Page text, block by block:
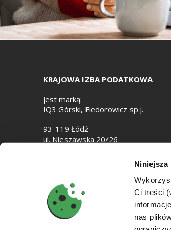
Niniejsza
Ci treści
nas
KRAJOWA IZBA PODATKOWA
jest marką:
IQ3 Górski, Fiedorowicz sp.j.
93-119 Łódź
ul. Nieszawska 20/26